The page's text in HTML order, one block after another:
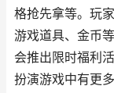
格抢先拿等。玩
游戏道具、金币
会推出限时福利
扮演游戏中有更